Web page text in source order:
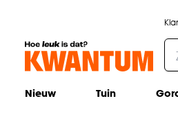
Nieuw Tuin